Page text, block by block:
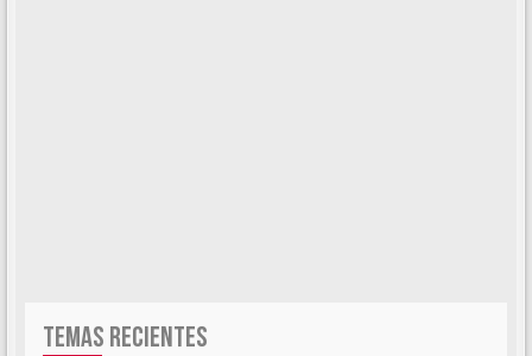
TEMAS RECIENTES